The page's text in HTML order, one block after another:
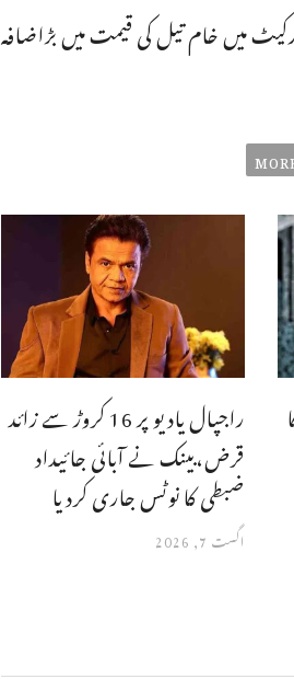
میں خام تیل کی قیمت میں بڑاضافہ
راجپال یادیو پر 16 کروڑ سے زائد
قرض،بینک نے آبائی جائیداد
ضبطی کا نوٹس جاری کردیا
اگست 7, 2026